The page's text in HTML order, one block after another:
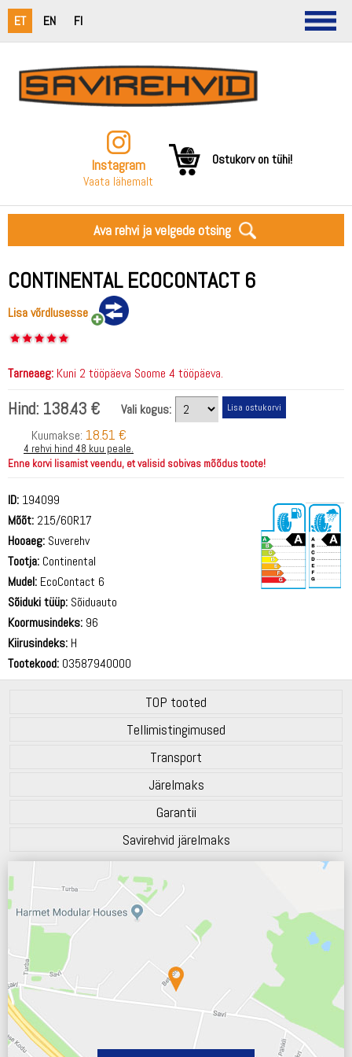
ET EN FI
Instagram
Vaata lähemalt
Ostukorv on tühi!
Ava rehvi ja velgede otsing
CONTINENTAL ECOCONTACT 6
Lisa võrdlusesse
Tarneaeg: Kuni 2 tööpäeva Soome 4 tööpäeva.
Hind: 138.43 €
Vali kogus:
Kuumakse: 18.51 €
4 rehvi hind 48 kuu peale.
Enne korvi lisamist veendu, et valisid sobivas mõõdus toote!
ID: 194099
Mõõt: 215/60R17
Hooaeg: Suverehv
Tootja: Continental
Mudel: EcoContact 6
Sõiduki tüüp: Sõiduauto
Koormusindeks: 96
Kiirusindeks: H
Tootekood: 03587940000
TOP tooted
Tellimistingimused
Transport
Järelmaks
Garantii
Savirehvid järelmaks